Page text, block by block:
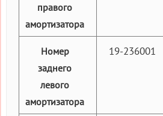
правого
амортизатора
Номер
заднего
левого
амортизатора
19-236001